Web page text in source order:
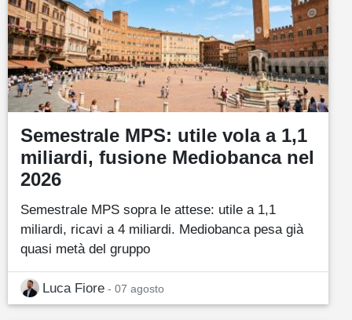
Semestrale MPS: utile vola a 1,1
miliardi, fusione Mediobanca nel
2026
Semestrale MPS sopra le attese: utile a 1,1
miliardi, ricavi a 4 miliardi. Mediobanca pesa già
quasi metà del gruppo
Luca Fiore - 07 agosto